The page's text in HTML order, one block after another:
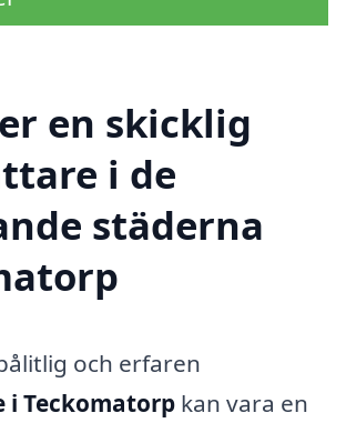
en skicklig
i de
städerna
och erfaren
Teckomatorp kan vara en